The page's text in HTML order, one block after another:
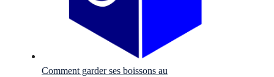
Comment garder ses boissons au